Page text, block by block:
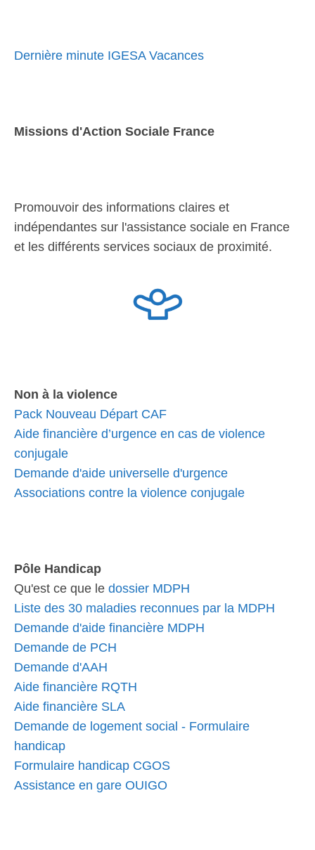
Dernière minute IGESA Vacances
Missions d'Action Sociale France
Promouvoir des informations claires et
indépendantes sur l'assistance sociale en France
et les différents services sociaux de proximité.
Non à la violence
Pack Nouveau Départ CAF
Aide financière d’urgence en cas de violence
conjugale
Demande d'aide universelle d'urgence
Associations contre la violence conjugale
Pôle Handicap
Qu'est ce que le dossier MDPH
Liste des 30 maladies reconnues par la MDPH
Demande d'aide financière MDPH
Demande de PCH
Demande d'AAH
Aide financière RQTH
Aide financière SLA
Demande de logement social - Formulaire
handicap
Formulaire handicap CGOS
Assistance en gare OUIGO